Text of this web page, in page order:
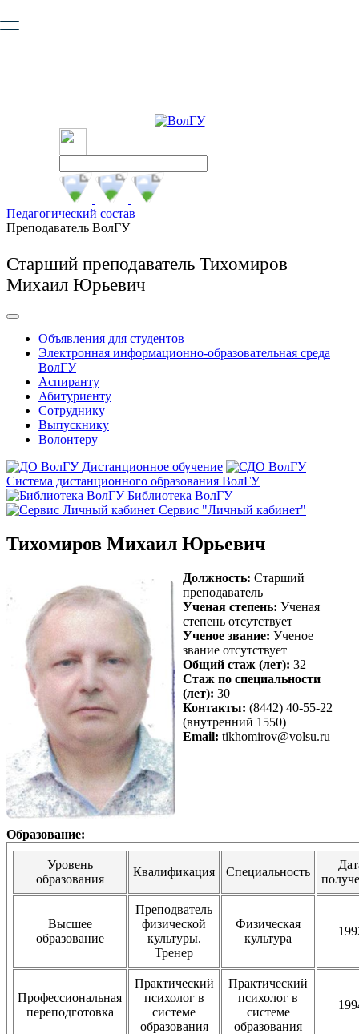
безопасную работу с сайтом. Пожалуйста
Педагогический состав
Преподаватель ВолГУ
Старший преподаватель Тихомиров
Михаил Юрьевич
Объявления для студентов
Электронная информационно-образовательная среда
ВолГУ
Аспиранту
Абитуриенту
Сотруднику
Выпускнику
Волонтеру
Дистанционное обучение
Система дистанционного образования ВолГУ
Библиотека ВолГУ
Сервис "Личный кабинет"
Тихомиров Михаил Юрьевич
Должность: Старший
преподаватель
Ученая степень: Ученая
степень отсутствует
Ученое звание: Ученое
звание отсутствует
Общий стаж (лет): 32
Стаж по специальности
(лет): 30
Контакты: (8442) 40-55-22
(внутренний 1550)
Email: tikhomirov@volsu.ru
Образование:
Уровень
образования
Квалификация Специальность
Высшее
образование
Преподватель
физической
культуры.
Тренер
Физическая
культура
Профессиональная
переподготовка
Практический
психолог в
системе
образования
Практический
психолог в
системе
образования